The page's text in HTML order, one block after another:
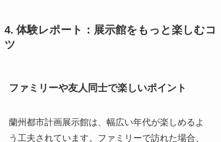
4. 体験レポート：展示館をもっと楽しむコ
ツ
ファミリーや友人同士で楽しいポイント
蘭州都市計画展示館は、幅広い年代が楽しめるよ
う工夫されています。ファミリーで訪れた場合、